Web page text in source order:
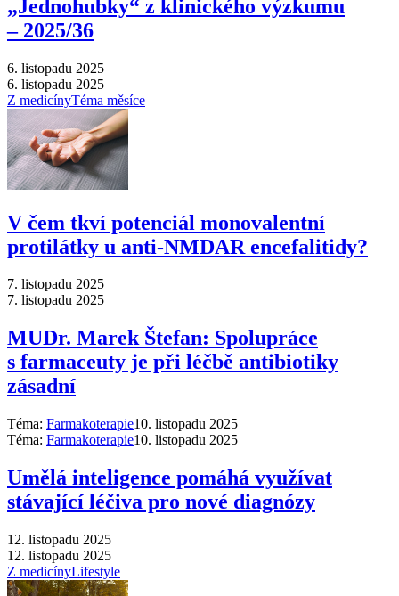
„Jednohubky“ z klinického výzkumu
–⁠ 2025/36
6. listopadu 2025
6. listopadu 2025
Z medicínyTéma měsíce
V čem tkví potenciál monovalentní
protilátky u anti-NMDAR encefalitidy?
7. listopadu 2025
7. listopadu 2025
MUDr. Marek Štefan: Spolupráce
s farmaceuty je při léčbě antibiotiky
zásadní
Téma: Farmakoterapie10. listopadu 2025
Téma: Farmakoterapie10. listopadu 2025
Umělá inteligence pomáhá využívat
stávající léčiva pro nové diagnózy
12. listopadu 2025
12. listopadu 2025
Z medicínyLifestyle